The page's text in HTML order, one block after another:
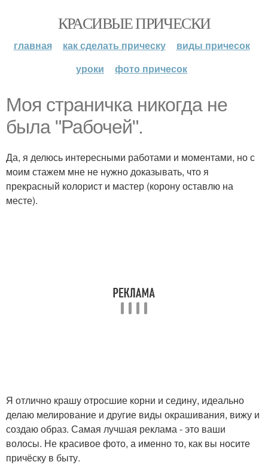
КРАСИВЫЕ ПРИЧЕСКИ
главная как сделать прическу
виды причесок
уроки
фото причесок
Моя страничка никогда не
была "Рабочей".
Да, я делюсь интересными работами и моментами, но с
моим стажем мне не нужно доказывать, что я
прекрасный колорист и мастер (корону оставлю на
месте).
Я отлично крашу отросшие корни и седину, идеально
делаю мелирование и другие виды окрашивания, вижу и
создаю образ. Самая лучшая реклама - это ваши
волосы. Не красивое фото, а именно то, как вы носите
причёску в быту.